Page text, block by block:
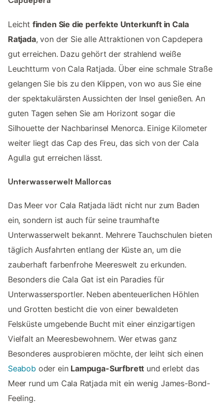
Leicht finden Sie die perfekte Unterkunft in Cala
Ratjada, von der Sie alle Attraktionen von Capdepera
gut erreichen. Dazu gehört der strahlend weiße
Leuchtturm von Cala Ratjada. Über eine schmale Straße
gelangen Sie bis zu den Klippen, von wo aus Sie eine
der spektakulärsten Aussichten der Insel genießen. An
guten Tagen sehen Sie am Horizont sogar die
Silhouette der Nachbarinsel Menorca. Einige Kilometer
weiter liegt das Cap des Freu, das sich von der Cala
Agulla gut erreichen lässt.
Unterwasserwelt Mallorcas
Das Meer vor Cala Ratjada lädt nicht nur zum Baden
ein, sondern ist auch für seine traumhafte
Unterwasserwelt bekannt. Mehrere Tauchschulen bieten
täglich Ausfahrten entlang der Küste an, um die
zauberhaft farbenfrohe Meereswelt zu erkunden.
Besonders die Cala Gat ist ein Paradies für
Unterwassersportler. Neben abenteuerlichen Höhlen
und Grotten besticht die von einer bewaldeten
Felsküste umgebende Bucht mit einer einzigartigen
Vielfalt an Meeresbewohnern. Wer etwas ganz
Besonderes ausprobieren möchte, der leiht sich einen
Seabob oder ein Lampuga-Surfbrett und erlebt das
Meer rund um Cala Ratjada mit ein wenig James-Bond-
Feeling.